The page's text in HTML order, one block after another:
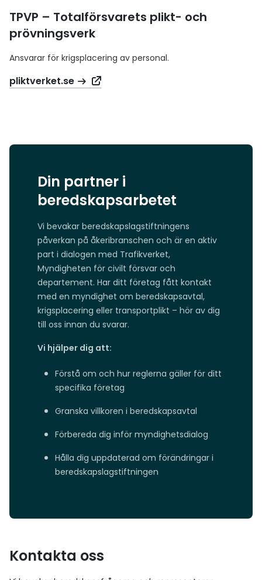
TPVP – Totalförsvarets plikt- och
prövningsverk
Ansvarar för krigsplacering av personal.
pliktverket.se
Din partner i
beredskapsarbetet
Vi bevakar beredskapslagstiftningens
påverkan på åkeribranschen och är en aktiv
part i dialogen med Trafikverket,
Myndigheten för civilt försvar och
departement. Har ditt företag fått kontakt
med en myndighet om beredskapsavtal,
krigsplacering eller transportplikt – hör av dig
till oss innan du svarar.
Vi hjälper dig att:
Förstå om och hur reglerna gäller för ditt
specifika företag
Granska villkoren i beredskapsavtal
Förbereda dig inför myndighetsdialog
Hålla dig uppdaterad om förändringar i
beredskapslagstiftningen
Kontakta oss